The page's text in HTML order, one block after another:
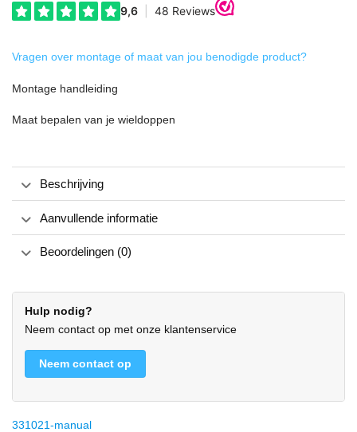
Vragen over montage of maat van jou benodigde product?
Montage handleiding
Maat bepalen van je wieldoppen
Beschrijving
Aanvullende informatie
Beoordelingen (0)
Hulp nodig?
Neem contact op met onze klantenservice
Neem contact op
331021-manual